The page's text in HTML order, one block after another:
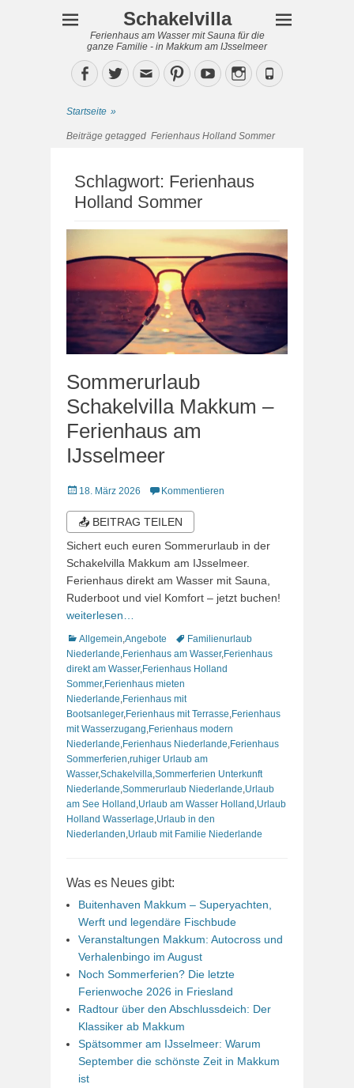
Schakelvilla
Ferienhaus am Wasser mit Sauna für die
ganze Familie - in Makkum am IJsselmeer
Facebook
TwitterEmailPinterestYouTubeInstagram
Phone
Startseite »
Beiträge getagged Ferienhaus Holland Sommer
Schlagwort: Ferienhaus
Holland Sommer
Sommerurlaub
Schakelvilla Makkum –
Ferienhaus am
IJsselmeer
Veröffentlicht
18. März 2026 Kommentieren
📤 BEITRAG TEILEN
Sichert euch euren Sommerurlaub in der
Schakelvilla Makkum am IJsselmeer.
Ferienhaus direkt am Wasser mit Sauna,
Ruderboot und viel Komfort – jetzt buchen!
weiterlesen…
Kategorien
Allgemein Angebote Schlagworte
Familienurlaub
Niederlande Ferienhaus am Wasser, Ferienhaus
direkt am Wasser, Ferienhaus Holland
Sommer, Ferienhaus mieten
Niederlande Ferienhaus mit
Bootsanleger, Ferienhaus mit Terrasse Ferienhaus
mit Wasserzugang Ferienhaus modern
Niederlande Ferienhaus Niederlande Ferienhaus
Sommerferien ruhiger Urlaub am
Wasser,Schakelvilla Sommerferien Unterkunft
Niederlande Sommerurlaub Niederlande Urlaub
am See Holland Urlaub am Wasser Holland Urlaub
Holland Wasserlage Urlaub in den
Niederlanden Urlaub mit Familie Niederlande
Was es Neues gibt:
Buitenhaven Makkum – Superyachten,
Werft und legendäre Fischbude
Veranstaltungen Makkum: Autocross und
Verhalenbingo im August
Noch Sommerferien? Die letzte
Ferienwoche 2026 in Friesland
Radtour über den Abschlussdeich: Der
Klassiker ab Makkum
Spätsommer am IJsselmeer: Warum
September die schönste Zeit in Makkum
ist